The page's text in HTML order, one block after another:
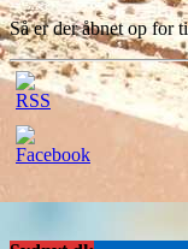
Så er der åbnet op for